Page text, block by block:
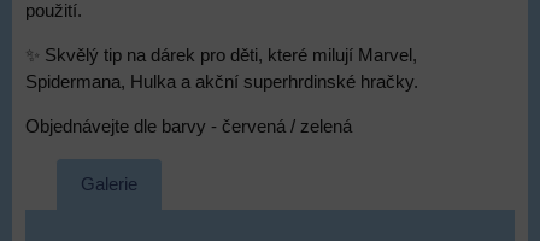
použití.
✨ Skvělý tip na dárek pro děti, které milují Marvel,
Spidermana, Hulka a akční superhrdinské hračky.
Objednávejte dle barvy - červená / zelená
Galerie